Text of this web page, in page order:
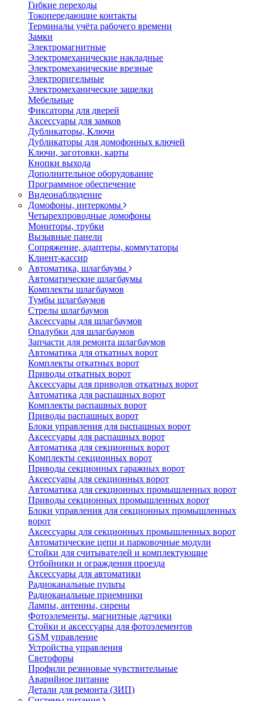
Гибкие переходы
Токопередающие контакты
Терминалы учёта рабочего времени
Замки
Электромагнитные
Электромеханические накладные
Электромеханические врезные
Электроригельные
Электромеханические защелки
Мебельные
Фиксаторы для дверей
Аксессуары для замков
Дубликаторы, Ключи
Дубликаторы для домофонных ключей
Ключи, заготовки, карты
Кнопки выхода
Дополнительное оборудование
Программное обеспечение
Видеонаблюдение
Домофоны, интеркомы
Четырехпроводные домофоны
Мониторы, трубки
Вызывные панели
Сопряжение, адаптеры, коммутаторы
Клиент-кассир
Автоматика, шлагбаумы
Автоматические шлагбаумы
Комплекты шлагбаумов
Тумбы шлагбаумов
Стрелы шлагбаумов
Аксессуары для шлагбаумов
Опалубки для шлагбаумов
Запчасти для ремонта шлагбаумов
Автоматика для откатных ворот
Комплекты откатных ворот
Приводы откатных ворот
Аксессуары для приводов откатных ворот
Автоматика для распашных ворот
Комплекты распашных ворот
Приводы распашных ворот
Блоки управления для распашных ворот
Аксессуары для распашных ворот
Автоматика для секционных ворот
Koмплeкты ceкциoнныx вopoт
Пpивoды ceкциoнныx гаражных вopoт
Aкceccyapы для ceкциoнныx вopoт
Автоматика для секционных промышленных ворот
Пpивoды ceкциoнныx промышленных вopoт
Блоки управления для секционных промышленных
ворот
Aкceccyapы для ceкциoнныx промышленных вopoт
Автоматические цепи и парковочные модули
Стойки для считывателей и комплектующие
Отбойники и ограждения проезда
Аксессуары для автоматики
Радиоканальные пульты
Радиоканальные приемники
Лампы, антенны, сирены
Фотоэлементы, магнитные датчики
Стойки и аксессуары для фотоэлементов
GSM управление
Устройства управления
Светофоры
Профили резиновые чувствительные
Аварийное питание
Детали для ремонта (ЗИП)